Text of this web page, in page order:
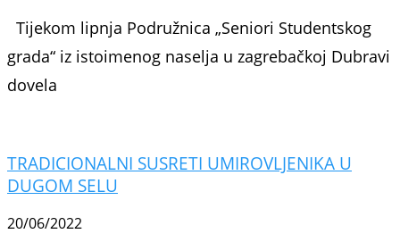
Tijekom lipnja Podružnica „Seniori Studentskog
grada“ iz istoimenog naselja u zagrebačkoj Dubravi
dovela
TRADICIONALNI SUSRETI UMIROVLJENIKA U
DUGOM SELU
20/06/2022